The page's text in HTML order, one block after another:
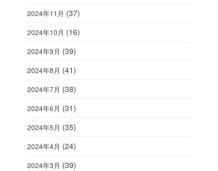
2024年11月 (37)
2024年10月 (16)
2024年9月 (39)
2024年8月 (41)
2024年7月 (38)
2024年6月 (31)
2024年5月 (35)
2024年4月 (24)
2024年3月 (39)